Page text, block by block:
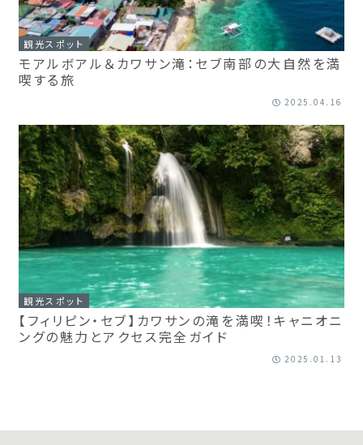
観光スポット
モアルボアル＆カワサン滝：セブ南部の大自然を満
喫する旅
2025.04.16
観光スポット
【フィリピン・セブ】カワサンの滝を満喫！キャニオニ
ングの魅力とアクセス完全ガイド
2025.01.13